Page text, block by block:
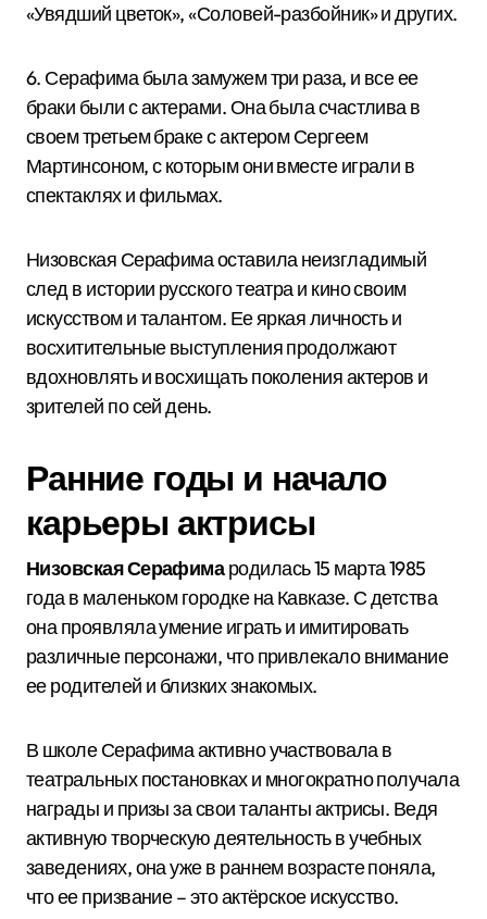
«Увядший цветок», «Соловей-разбойник» и других.
6. Серафима была замужем три раза, и все ее
браки были с актерами. Она была счастлива в
своем третьем браке с актером Сергеем
Мартинсоном, с которым они вместе играли в
спектаклях и фильмах.
Низовская Серафима оставила неизгладимый
след в истории русского театра и кино своим
искусством и талантом. Ее яркая личность и
восхитительные выступления продолжают
вдохновлять и восхищать поколения актеров и
зрителей по сей день.
Ранние годы и начало
карьеры актрисы
Низовская Серафимародилась 15 марта 1985
года в маленьком городке на Кавказе. С детства
она проявляла умение играть и имитировать
различные персонажи, что привлекало внимание
ее родителей и близких знакомых.
В школе Серафима активно участвовала в
театральных постановках и многократно получала
награды и призы за свои таланты актрисы. Ведя
активную творческую деятельность в учебных
заведениях, она уже в раннем возрасте поняла,
что ее призвание – это актёрское искусство.